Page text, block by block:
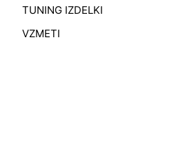
TUNING IZDELKI
VZMETI